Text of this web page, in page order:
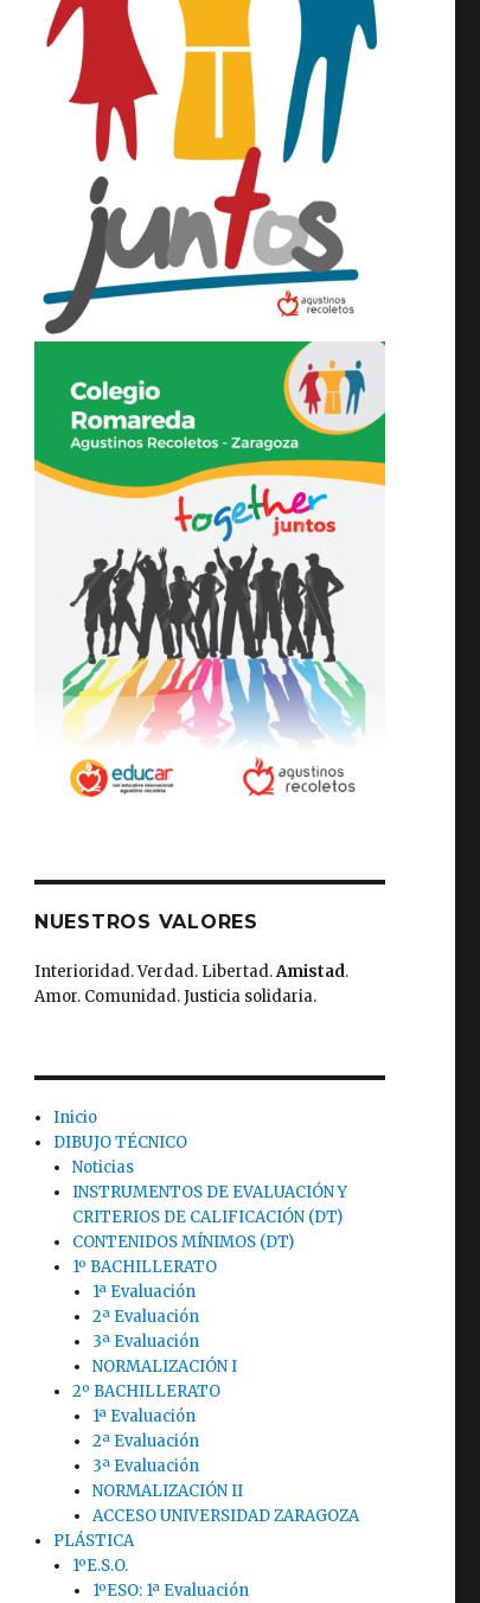
NUESTROS VALORES
Interioridad. Verdad. Libertad.Amistad.
Amor. Comunidad. Justicia solidaria.
Inicio
DIBUJO TÉCNICO
Noticias
INSTRUMENTOS DE EVALUACIÓN Y
CRITERIOS DE CALIFICACIÓN (DT)
CONTENIDOS MÍNIMOS (DT)
1º BACHILLERATO
1ª Evaluación
2ª Evaluación
3ª Evaluación
NORMALIZACIÓN I
2º BACHILLERATO
1ª Evaluación
2ª Evaluación
3ª Evaluación
NORMALIZACIÓN II
ACCESO UNIVERSIDAD ZARAGOZA
PLÁSTICA
1ºE.S.O.
1ºESO: 1ª Evaluación